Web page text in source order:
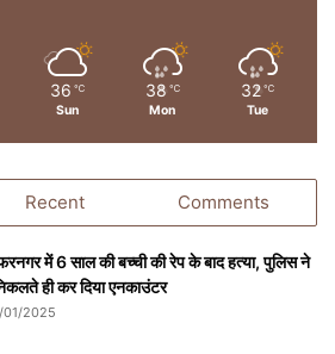
36 ℃
Sun
38 ℃
Mon
32 ℃
Tue
Recent Comments
में 6 साल की बच्ची की रेप के बाद हत्या, पुलिस ने
ही कर दिया एनकाउंटर
2025